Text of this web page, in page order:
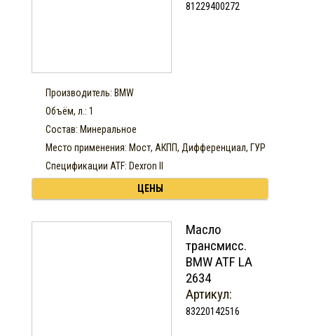
81229400272
Производитель: BMW
Объём, л.: 1
Состав: Минеральное
Место применения: Мост, АКПП, Дифференциал, ГУР
Спецификации ATF: Dexron II
ЦЕНЫ
Масло
трансмисс.
BMW ATF LA
2634
Артикул:
83220142516